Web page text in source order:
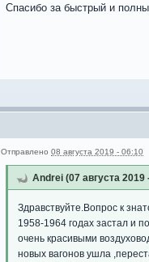
Спасибо за быстрый и
Отправлено 08 августа 2019 - 06:10
Andrei (07 августа 2019
Здравствуйте.Вопрос к
1958-1964 годах застал и
очень красивыми
новых вагонов ушла